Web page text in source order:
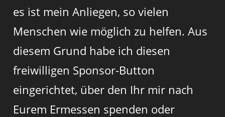
es ist mein Anliegen, so vielen
Menschen wie möglich zu helfen. Aus
diesem Grund habe ich diesen
freiwilligen Sponsor-Button
eingerichtet, über den Ihr mir nach
Eurem Ermessen spenden oder